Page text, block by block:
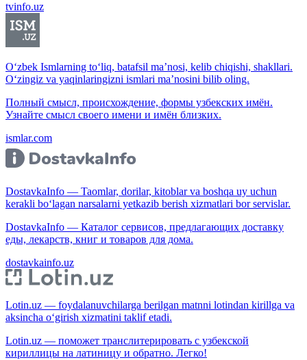
tvinfo.uz
O‘zbek Ismlarning to‘liq, batafsil ma’nosi, kelib chiqishi, shakllari.
O‘zingiz va yaqinlaringizni ismlari ma’nosini bilib oling.
Полный смысл, происхождение, формы узбекских имён.
Узнайте смысл своего имени и имён близких.
ismlar.com
DostavkaInfo — Taomlar, dorilar, kitoblar va boshqa uy uchun
kerakli bo‘lagan narsalarni yetkazib berish xizmatlari bor servislar.
DostavkaInfo — Каталог сервисов, предлагающих доставку
еды, лекарств, книг и товаров для дома.
dostavkainfo.uz
Lotin.uz — foydalanuvchilarga berilgan matnni lotindan kirillga va
aksincha o‘girish xizmatini taklif etadi.
Lotin.uz — поможет транслитерировать с узбекской
кириллицы на латиницу и обратно. Легко!